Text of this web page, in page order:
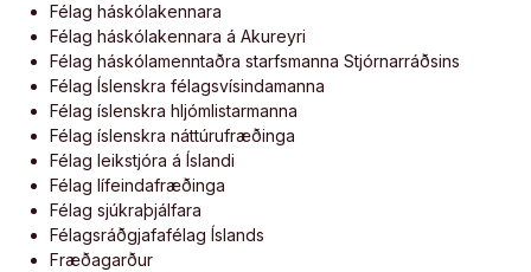
Félag háskólakennara
Félag háskólakennara á Akureyri
Félag háskólamenntaðra starfsmanna Stjórnarráðsins
Félag Íslenskra félagsvísindamanna
Félag íslenskra hljómlistarmanna
Félag íslenskra náttúrufræðinga
Félag leikstjóra á Íslandi
Félag lífeindafræðinga
Félag sjúkraþjálfara
Félagsráðgjafafélag Íslands
Fræðagarður